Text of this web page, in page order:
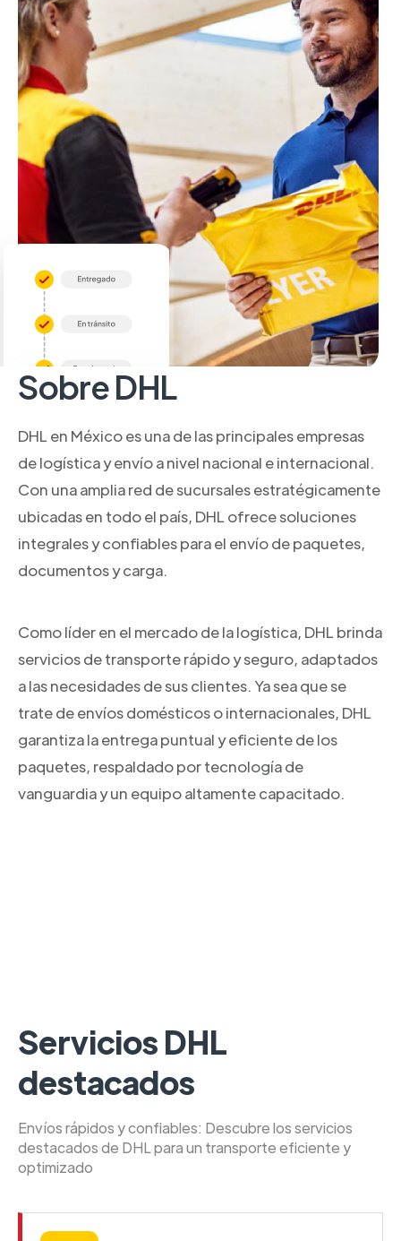
Sobre DHL
DHL en México es una de las principales empresas
de logística y envío a nivel nacional e internacional.
Con una amplia red de sucursales estratégicamente
ubicadas en todo el país, DHL ofrece soluciones
integrales y confiables para el envío de paquetes,
documentos y carga.
Como líder en el mercado de la logística, DHL brinda
servicios de transporte rápido y seguro, adaptados
a las necesidades de sus clientes. Ya sea que se
trate de envíos domésticos o internacionales, DHL
garantiza la entrega puntual y eficiente de los
paquetes, respaldado por tecnología de
vanguardia y un equipo altamente capacitado.
Servicios DHL
destacados
Envíos rápidos y confiables: Descubre los servicios
destacados de DHL para un transporte eficiente y
optimizado